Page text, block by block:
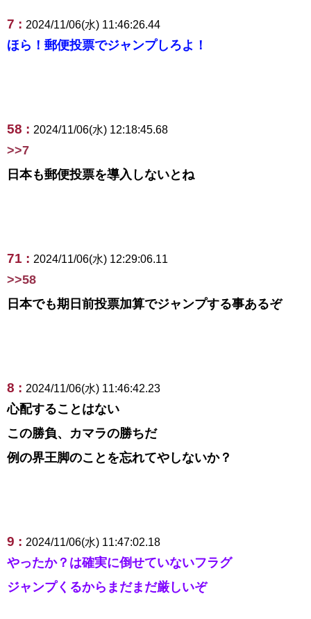
7 : 2024/11/06(水) 11:46:26.44
ほら！郵便投票でジャンプしろよ！
58 : 2024/11/06(水) 12:18:45.68
>>7
日本も郵便投票を導入しないとね
71 : 2024/11/06(水) 12:29:06.11
>>58
日本でも期日前投票加算でジャンプする事あるぞ
8 : 2024/11/06(水) 11:46:42.23
心配することはない
この勝負、カマラの勝ちだ
例の界王脚のことを忘れてやしないか？
9 : 2024/11/06(水) 11:47:02.18
やったか？は確実に倒せていないフラグ
ジャンプくるからまだまだ厳しいぞ